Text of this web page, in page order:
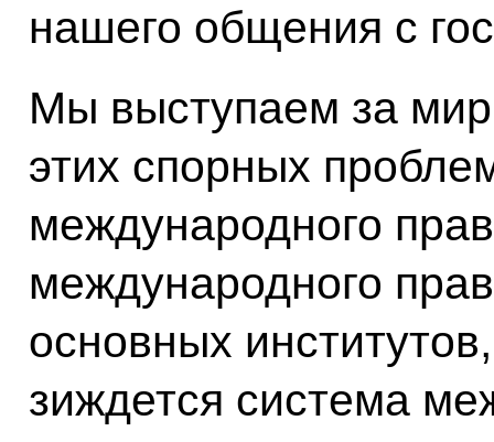
нашего общения с
Мы выступаем за
этих спорных
международного
международного
основных
зиждется система